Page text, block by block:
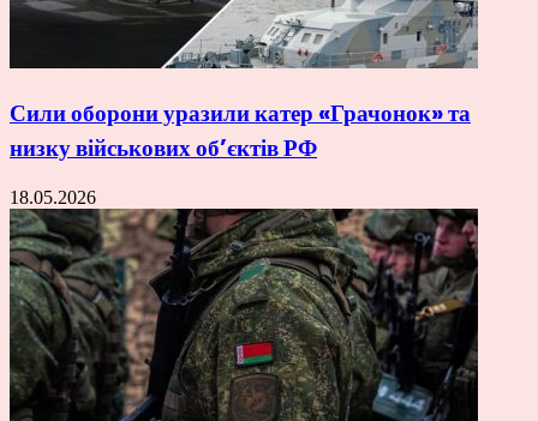
Сили оборони уразили катер «Грачонок» та
низку військових об’єктів РФ
18.05.2026